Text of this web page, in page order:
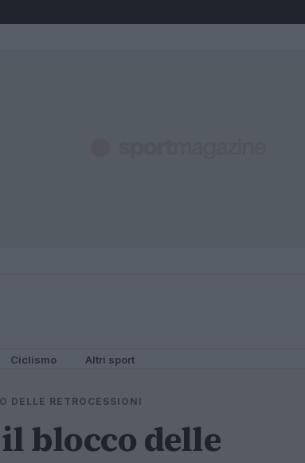
Ciclismo Altri sport
DELLE RETROCESSIONI
blocco delle